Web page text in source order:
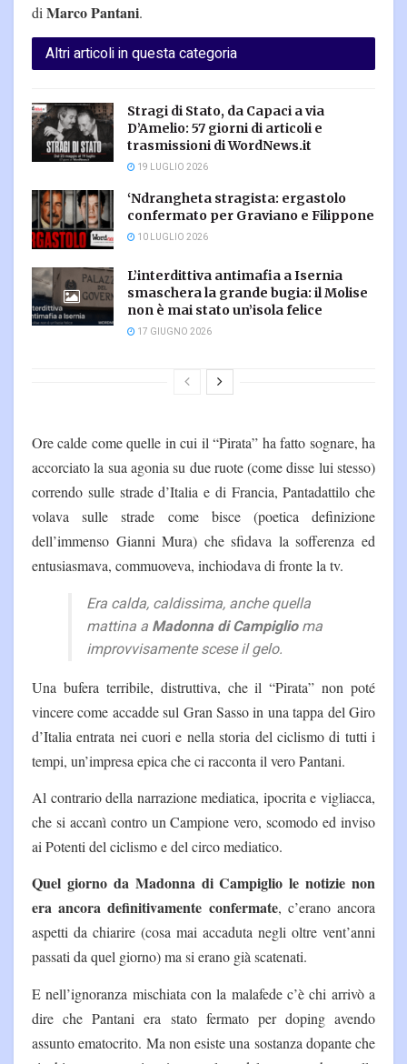
di Marco Pantani.
Altri articoli in questa categoria
Stragi di Stato, da Capaci a via
D’Amelio: 57 giorni di articoli e
trasmissioni di WordNews.it
19 LUGLIO 2026
‘Ndrangheta stragista: ergastolo
confermato per Graviano e Filippone
10 LUGLIO 2026
L’interdittiva antimafia a Isernia
smaschera la grande bugia: il Molise
non è mai stato un’isola felice
17 GIUGNO 2026
Ore calde come quelle in cui il “Pirata” ha fatto sognare, ha
accorciato la sua agonia su due ruote (come disse lui stesso)
correndo sulle strade d’Italia e di Francia, Pantadattilo che
volava sulle strade come bisce (poetica definizione
dell’immenso Gianni Mura) che sfidava la sofferenza ed
entusiasmava, commuoveva, inchiodava di fronte la tv.
Era calda, caldissima, anche quella
mattina a Madonna di Campiglioma
improvvisamente scese il gelo.
Una bufera terribile, distruttiva, che il “Pirata” non poté
vincere come accadde sul Gran Sasso in una tappa del Giro
d’Italia entrata nei cuori e nella storia del ciclismo di tutti i
tempi, un’impresa epica che ci racconta il vero Pantani.
Al contrario della narrazione mediatica, ipocrita e vigliacca,
che si accanì contro un Campione vero, scomodo ed inviso
ai Potenti del ciclismo e del circo mediatico.
Quel giorno da Madonna di Campiglio le notizie non
era ancora definitivamente confermate, c’erano ancora
aspetti da chiarire (cosa mai accaduta negli oltre vent’anni
passati da quel giorno) ma si erano già scatenati.
E nell’ignoranza mischiata con la malafede c’è chi arrivò a
dire che Pantani era stato fermato per doping avendo
assunto ematocrito. Ma non esiste una sostanza dopante che